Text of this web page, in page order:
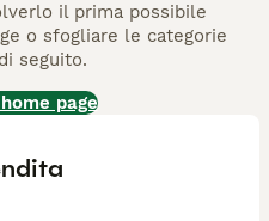
il prima possibile
o sfogliare le categorie
seguito.
page